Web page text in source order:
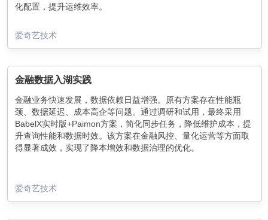
化配置，提升运维效率。
爱奇艺技术
金融数据入湖实践
金融业务快速发展，数据依赖日益增强。原有方案存在性能瓶
颈、数据延迟、成本高企等问题。通过调研和试用，最终采用
BabelX实时版+Paimon方案，简化同步任务，降低维护成本，提
升查询性能和数据时效。该方案在金融风控、量化运营等方面取
得显著成效，实现了降本增效和数据治理的优化。
爱奇艺技术